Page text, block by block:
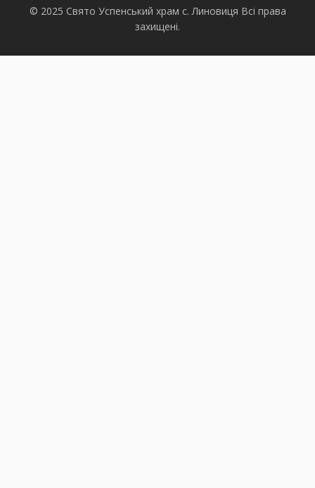
© 2025 Свято Успенський храм с. Линовиця Всі права
захищені.